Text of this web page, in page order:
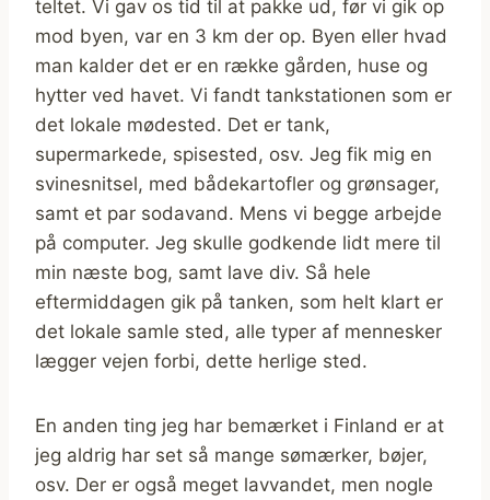
teltet. Vi gav os tid til at pakke ud, før vi gik op
mod byen, var en 3 km der op. Byen eller hvad
man kalder det er en række gården, huse og
hytter ved havet. Vi fandt tankstationen som er
det lokale mødested. Det er tank,
supermarkede, spisested, osv. Jeg fik mig en
svinesnitsel, med bådekartofler og grønsager,
samt et par sodavand. Mens vi begge arbejde
på computer. Jeg skulle godkende lidt mere til
min næste bog, samt lave div. Så hele
eftermiddagen gik på tanken, som helt klart er
det lokale samle sted, alle typer af mennesker
lægger vejen forbi, dette herlige sted.
En anden ting jeg har bemærket i Finland er at
jeg aldrig har set så mange sømærker, bøjer,
osv. Der er også meget lavvandet, men nogle